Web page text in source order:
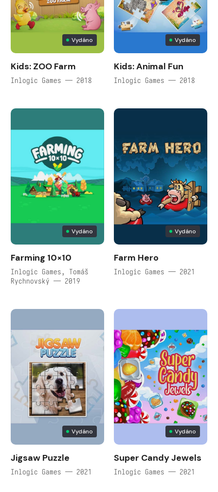
Vydáno
Kids: ZOO Farm
Inlogic Games — 2018
Vydáno
Kids: Animal Fun
Inlogic Games — 2018
Vydáno
Farming 10×10
Inlogic Games, Tomáš
Rychnovský — 2019
Vydáno
Farm Hero
Inlogic Games — 2021
Vydáno
Jigsaw Puzzle
Inlogic Games — 2021
Vydáno
Super Candy Jewels
Inlogic Games — 2021